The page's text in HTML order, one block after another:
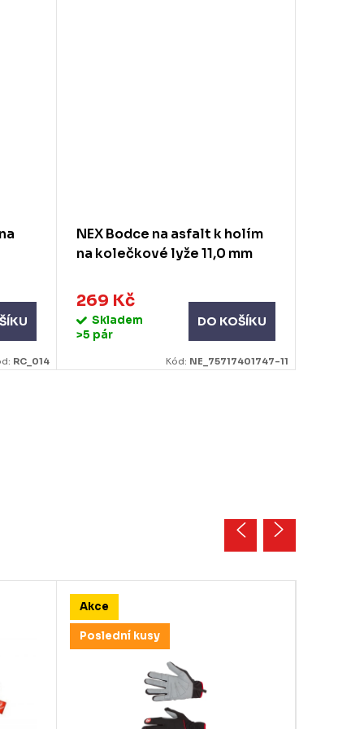
RC_014
NEX Bodce na asfalt k holím
na kolečkové lyže 11,0 mm
269 Kč
Skladem
>5 pár
DO KOŠÍKU
Kód: NE_75717401747-11
Akce
Poslední kusy